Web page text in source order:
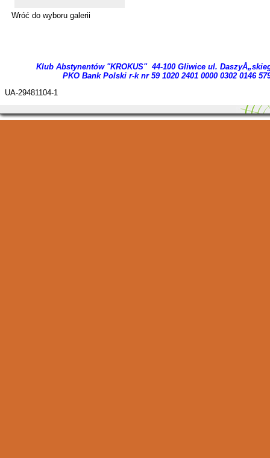
Wróć do wyboru galerii
Klub Abstynentów "KROKUS" 44-100 Gliwice ul.
PKO Bank Polski r-k nr 59 1020 2401 0000 0302 0146
UA-29481104-1